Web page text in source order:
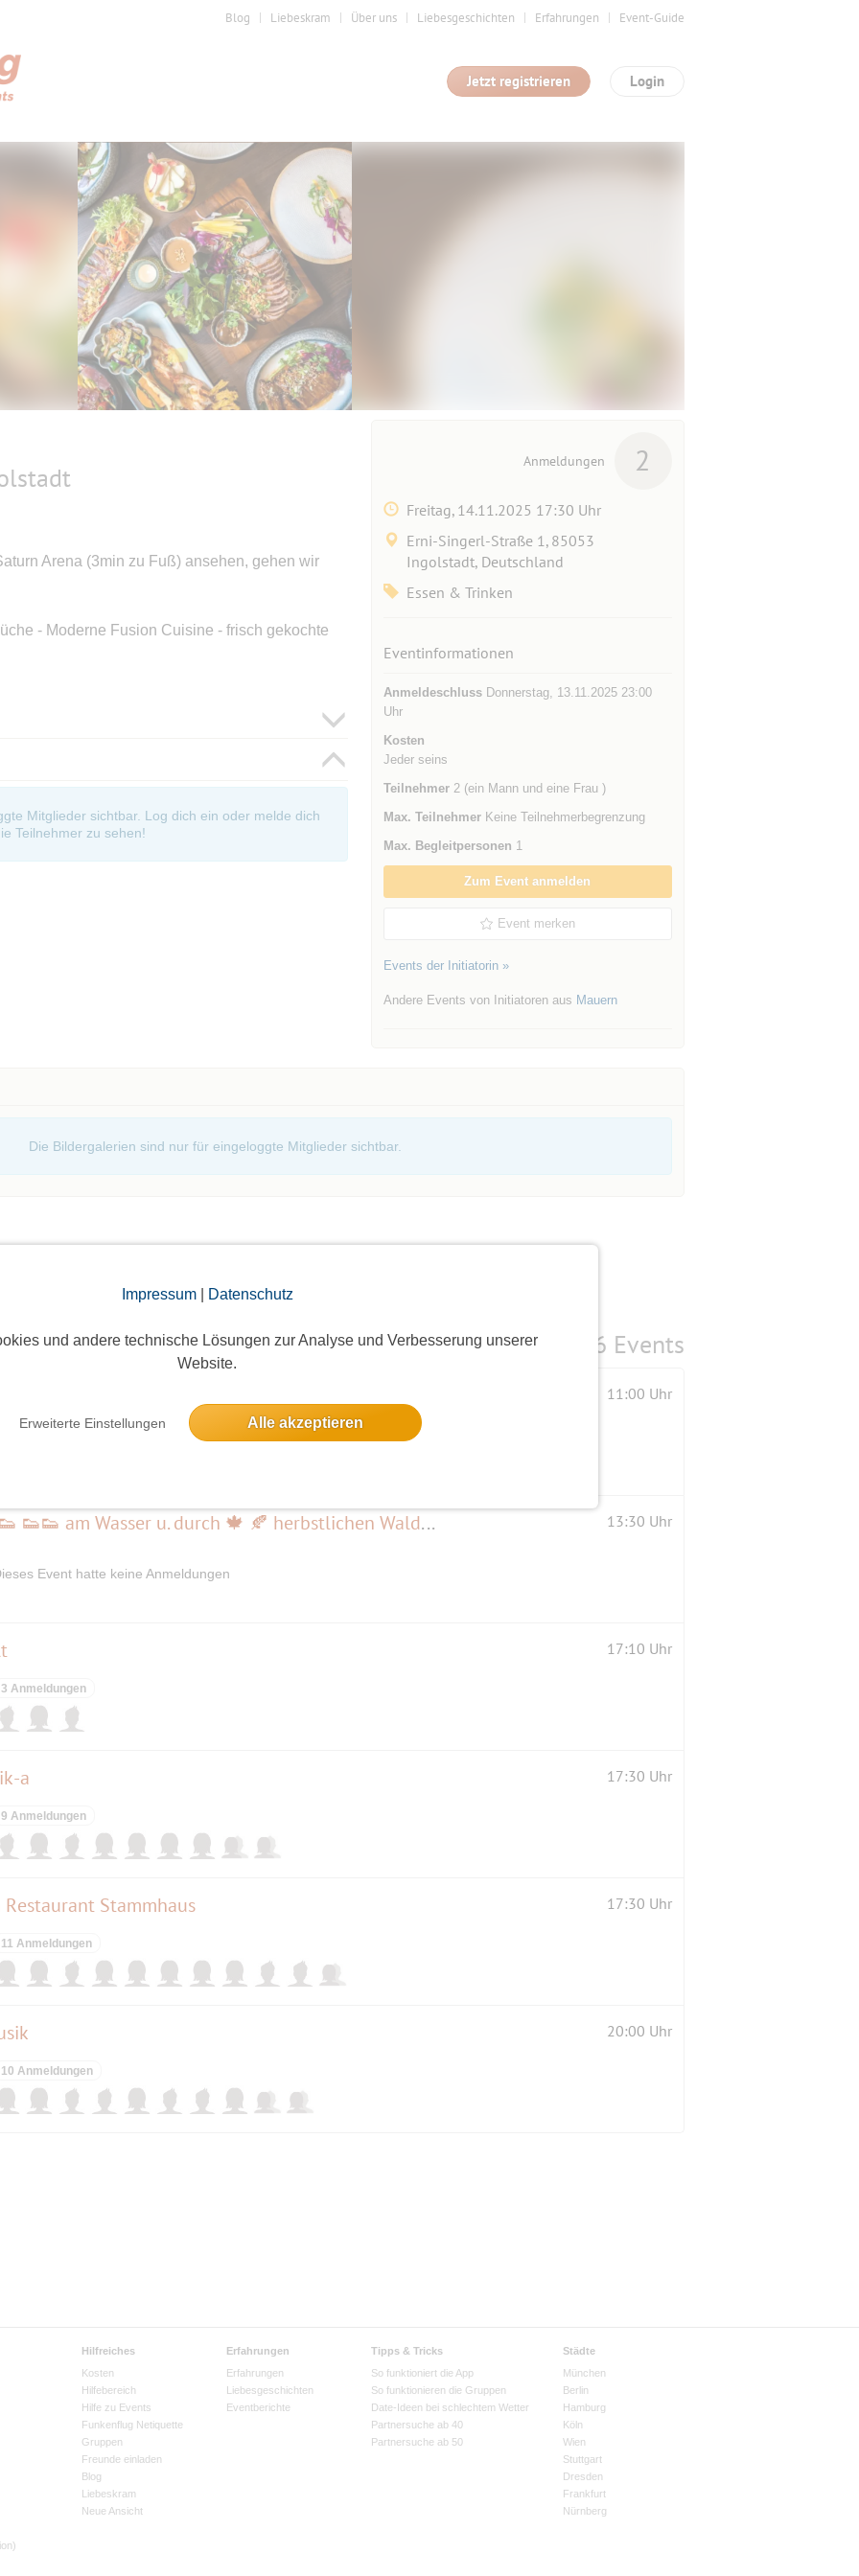
Impressum| Datenschutz
und andere technische Lösungen zur Analyse und Verbesserung unserer
Website.
Erweiterte Einstellungen Alle akzeptieren
Blog Liebeskram Über uns Liebesgeschichten Erfahrungen Event-Guide
Login
Jetzt registrieren
Arena (3min zu Fuß) ansehen, gehen wir
- Moderne Fusion Cuisine - frisch gekochte
Mitglieder sichtbar. Log dich ein oder melde dich
Teilnehmer zu sehen!
Anmeldungen 2
Freitag, 14.11.2025 17:30 Uhr
Erni-Singerl-Straße 1, 85053
Ingolstadt, Deutschland
Essen & Trinken
Eventinformationen
AnmeldeschlussDonnerstag, 13.11.2025 23:00
Uhr
Kosten
Jeder seins
Teilnehmer2 (ein Mann und eine Frau )
Max. TeilnehmerKeine Teilnehmerbegrenzung
Max. Begleitpersonen 1
Zum Event anmelden
Event merken
Events der Initiatorin »
Andere Events von Initiatoren aus Mauern
Die Bildergalerien sind nur für eingeloggte Mitglieder sichtbar.
Tag 6 Events
11:00 Uhr
🍁 Spaziergang am Wasser 👟👟 👟👟 am Wasser u. durch 🍁 🍂 herbstlichen Wald 🍂 🌞🍁🍁 13:30 Uhr
Event hatte keine Anmeldungen
17:10 Uhr
3 Anmeldungen
a 17:30 Uhr
9 Anmeldungen
Stammhaus 17:30 Uhr
11 Anmeldungen
20:00 Uhr
10 Anmeldungen
Hilfreiches
Kosten
Hilfebereich
Hilfe zu Events
Funkenflug Netiquette
Gruppen
Freunde einladen
Blog
Liebeskram
Neue Ansicht
Erfahrungen
Erfahrungen
Liebesgeschichten
Eventberichte
Tipps & Tricks
So funktioniert die App
So funktionieren die Gruppen
Date-Ideen bei schlechtem Wetter
Partnersuche ab 40
Partnersuche ab 50
Städte
München
Berlin
Hamburg
Köln
Wien
Stuttgart
Dresden
Frankfurt
Nürnberg